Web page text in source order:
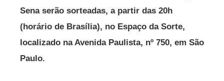
Sena serão sorteadas, a partir das 20h
(horário de Brasília), no Espaço da Sorte,
localizado na Avenida Paulista, nº 750, em São
Paulo.